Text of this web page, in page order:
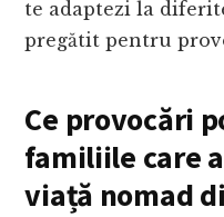
te adaptezi la
pregătit pentru
Ce provocări
familiile care
viață nomad